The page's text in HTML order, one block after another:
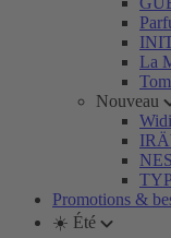
La
Nouveau
Promotions &
☀️ Été